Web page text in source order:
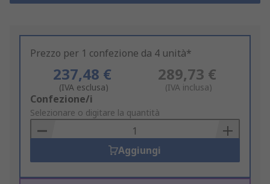
Prezzo per 1 confezione da 4 unità*
237,48 €
(IVA esclusa)
289,73 €
(IVA inclusa)
Add
to
Basket
Confezione/i
Selezionare o digitare la quantità
Aggiungi